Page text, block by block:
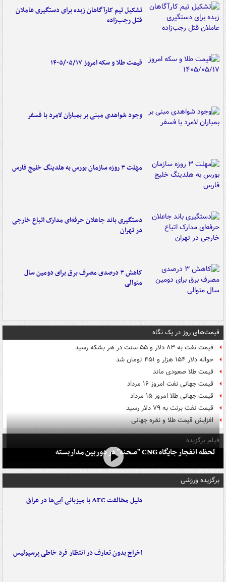
تشکیل تیم کارآگاهان زبده برای دستگیری عاملان
قتل رجب‌زاده
قیمت طلا و سکه امروز ۱۴۰۵/۰۵/۱۷
وجود شواهدی مبنی بر بمباران لامرد با فسفر
مهلت ۳ روزه سازمان بورس به هلدینگ خلیج فارس
دستگیری باند جاعلان حرفه‌ای مدارک اتباع خارجی
در تهران
کاهش ۳ درصدی مصرف برق برای دومین سال
متوالی
قیمت‌های روز در یک نگاه
قیمت نفت به ۸۳ دلار و ۵۵ سنت در هر بشکه رسید
حواله دلار ۱۵۴ هزار و ۴۵۱ تومان شد
قیمت طلا صعودی ماند
قیمت جهانی نفت امروز ۱۶ مرداد
قیمت جهانی طلا امروز ۱۵ مرداد
قیمت نفت برنت به ۷۹ دلار رسید
افزایش قیمت طلا و نقره جهانی
فیلم برگزیده
لحظه انفجار جایگاه CNG "صحنه" در دوربین مداربسته
برگزیده ورزشی
دلیل مخالفت AFC با میزبانی آبی‌ها در عراق
اخراج بدون تعارف در انتظار فرد خاطی پرسپولیس